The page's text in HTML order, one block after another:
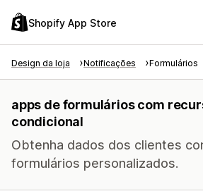
Shopify App Store
Design da loja Notificações Formulários
apps de formulários com
condicional
Obtenha dados dos clientes
formulários personalizados.